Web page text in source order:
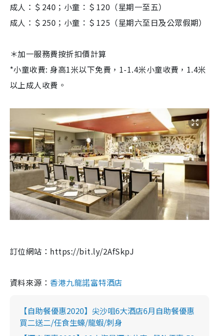
成人：＄240；小童：＄120（星期一至五）
成人：＄250；小童：＄125（星期六至日及公眾假期）
＊加一服務費按折扣價計算
*小童收費: 身高1米以下免費，1-1.4米小童收費，1.4米
以上成人收費。
訂位網站：https://bit.ly/2AfSkpJ
資料來源： 香港九龍諾富特酒店
【自助餐優惠2020】尖沙咀6大酒店6月自助餐優惠
買二送二/任食生蠔/龍蝦/刺身